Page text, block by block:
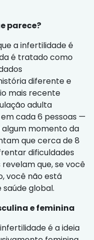
parece?
a infertilidade é
é tratado como
diferente e
mais recente
adulta
cada 6 pessoas —
momento da
que cerca de 8
dificuldades
que, se você
você não está
saúde global.
e feminina
é a ideia